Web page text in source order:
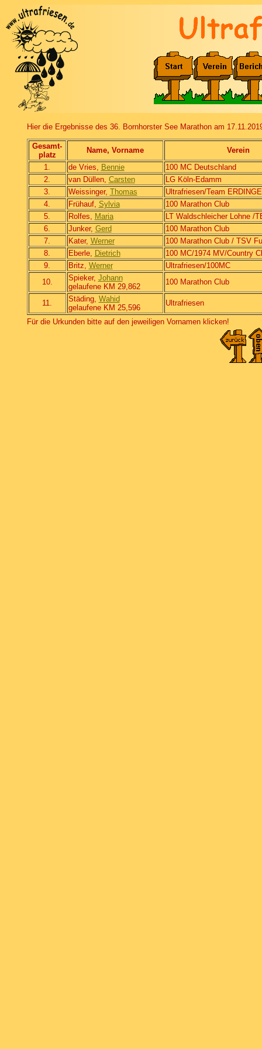
Hier die Ergebnisse des 36. Bornhorster See Marathon am
Gesamt-
platz
Name, Vorname
Verein
1.
de Vries, Bennie
100 MC Deutschland
2.
van Düllen, Carsten
LG Köln-Edamm
3.
Weissinger, Thomas
Ultrafriesen/Team
4.
Frühauf, Sylvia
100 Marathon Club
5.
Rolfes, Maria
LT Waldschleicher Lohne /
6.
Junker, Gerd
100 Marathon Club
7.
Kater, Werner
100 Marathon Club / TSV
8.
Eberle, Dietrich
100 MC/1974 MV/Country
9.
Britz, Werner
Ultrafriesen/100MC
10.
Spieker, Johann
gelaufene KM 29,862
100 Marathon Club
11. Städing, Wahid
gelaufene KM 25,596
Ultrafriesen
Für die Urkunden bitte auf den jeweiligen Vornamen klicken!